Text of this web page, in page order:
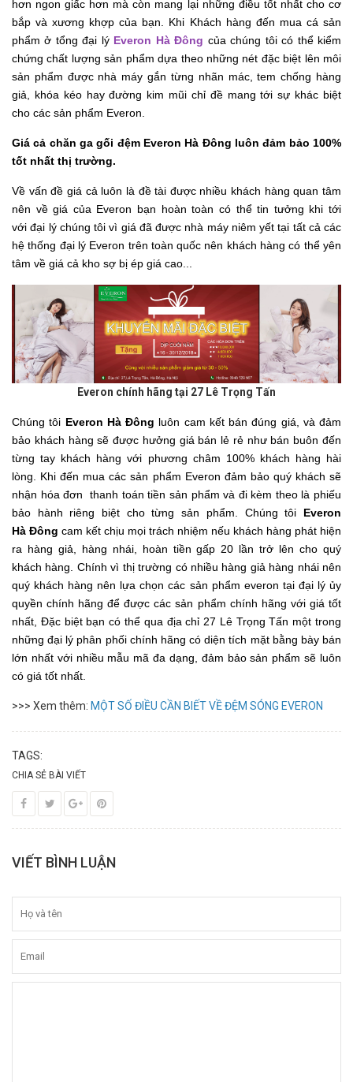
hơn ngon giấc hơn mà còn mang lại những điều tốt nhất cho cơ
bắp và xương khợp của bạn. Khi Khách hàng đến mua cá sản
phẩm ở tổng đại lý Everon Hà Đông của chúng tôi có thể kiểm
chứng chất lượng sản phẩm dựa theo những nét đặc biệt lên môi
sản phẩm được nhà máy gắn từng nhãn mác, tem chống hàng
giả, khóa kéo hay đường kim mũi chỉ đề mang tới sự khác biệt
cho các sản phẩm Everon.
Giá cả chăn ga gối đệm Everon Hà Đông luôn đảm bảo 100%
tốt nhất thị trường.
Về vấn đề giá cả luôn là đề tài được nhiều khách hàng quan tâm
nên về giá của Everon bạn hoàn toàn có thể tin tưởng khi tới
với đại lý chúng tôi vì giá đã được nhà máy niêm yết tại tất cả các
hệ thống đại lý Everon trên toàn quốc nên khách hàng có thể yên
tâm về giá cả kho sợ bị ép giá cao...
Everon chính hãng tại 27 Lê Trọng Tấn
Chúng tôi Everon Hà Đông luôn cam kết bán đúng giá, và đảm
bảo khách hàng sẽ được hưởng giá bán lẻ rẻ như bán buôn đến
từng tay khách hàng với phương châm 100% khách hàng hài
lòng. Khi đến mua các sản phẩm Everon đảm bảo quý khách sẽ
nhận hóa đơn thanh toán tiền sản phẩm và đi kèm theo là phiếu
bảo hành riêng biệt cho từng sản phẩm. Chúng tôi Everon
Hà Đông cam kết chịu mọi trách nhiệm nếu khách hàng phát hiện
ra hàng giả, hàng nhái, hoàn tiền gấp 20 lần trở lên cho quý
khách hàng. Chính vì thị trường có nhiều hàng giả hàng nhái nên
quý khách hàng nên lựa chọn các sản phẩm everon tại đại lý ủy
quyền chính hãng để được các sản phẩm chính hãng với giá tốt
nhất, Đặc biệt bạn có thể qua địa chỉ 27 Lê Trọng Tấn một trong
những đại lý phân phối chính hãng có diện tích mặt bằng bày bán
lớn nhất với nhiều mẫu mã đa dạng, đảm bảo sản phẩm sẽ luôn
có giá tốt nhất.
>>> Xem thêm: MỘT SỐ ĐIỀU CẦN BIẾT VỀ ĐỆM SÓNG EVERON
TAGS:
CHIA SẺ BÀI VIẾT
VIẾT BÌNH LUẬN